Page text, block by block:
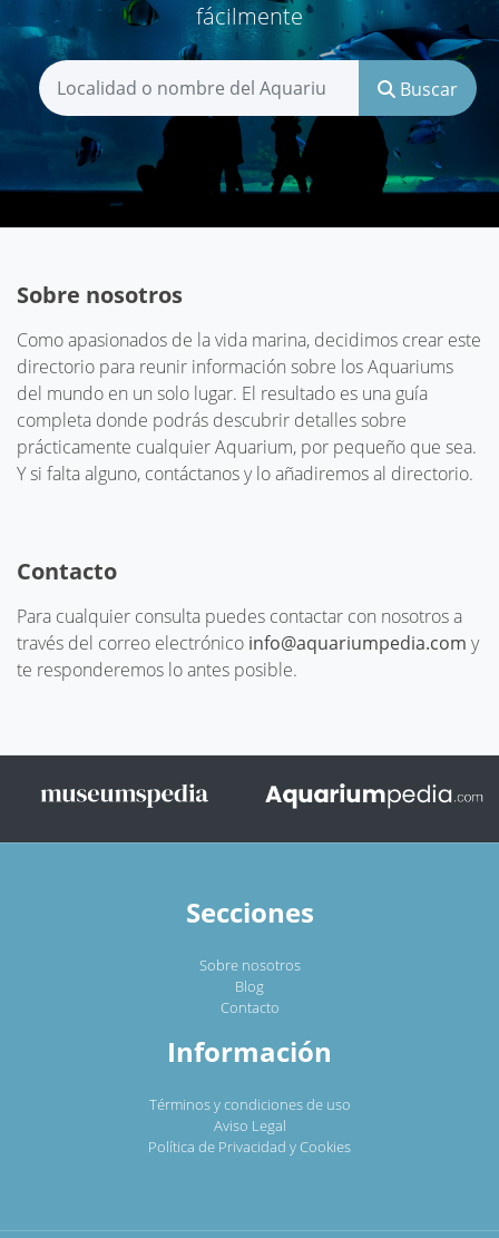
fácilmente
Buscar
Sobre nosotros
Como apasionados de la vida marina, decidimos crear este
directorio para reunir información sobre los Aquariums
del mundo en un solo lugar. El resultado es una guía
completa donde podrás descubrir detalles sobre
prácticamente cualquier Aquarium, por pequeño que sea.
Y si falta alguno, contáctanos y lo añadiremos al directorio.
Contacto
Para cualquier consulta puedes contactar con nosotros a
través del correo electrónico info@aquariumpedia.com y
te responderemos lo antes posible.
Secciones
Sobre nosotros
Blog
Contacto
Información
Términos y condiciones de uso
Aviso Legal
Política de Privacidad y Cookies